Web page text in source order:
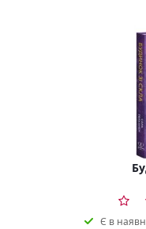
Є в